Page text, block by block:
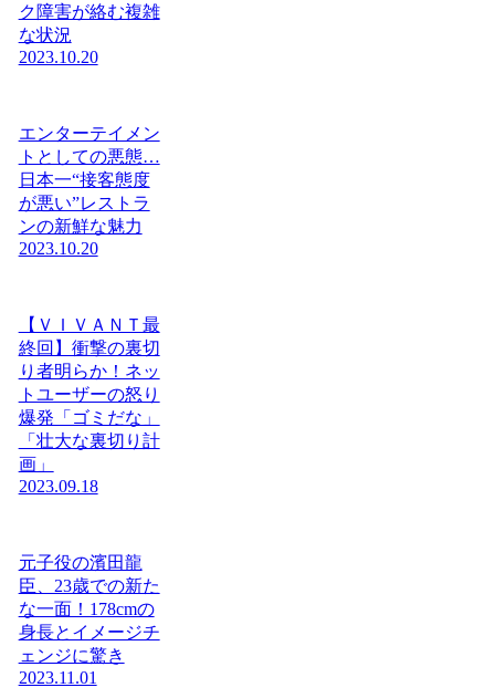
ク障害が絡む複雑
な状況
2023.10.20
エンターテイメン
トとしての悪態…
日本一“接客態度
が悪い”レストラ
ンの新鮮な魅力
2023.10.20
【ＶＩＶＡＮＴ最
終回】衝撃の裏切
り者明らか！ネッ
トユーザーの怒り
爆発「ゴミだな」
「壮大な裏切り計
画」
2023.09.18
元子役の濱田龍
臣、23歳での新た
な一面！178cmの
身長とイメージチ
ェンジに驚き
2023.11.01